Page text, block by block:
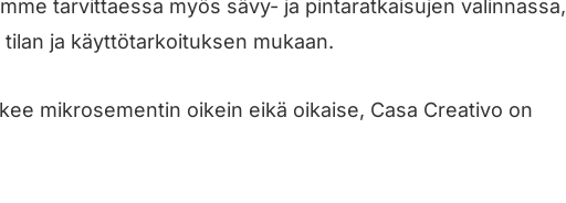
tarvittaessa myös sävy- ja pintaratkaisujen valinnassa,
ja käyttötarkoituksen mukaan.
mikrosementin oikein eikä oikaise, Casa Creativo on